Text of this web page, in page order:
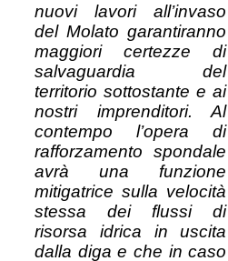
nuovi lavori all’invaso
del Molato garantiranno
maggiori certezze di
salvaguardia del
territorio sottostante e ai
nostri imprenditori. Al
contempo l’opera di
rafforzamento spondale
avrà una funzione
mitigatrice sulla velocità
stessa dei flussi di
risorsa idrica in uscita
dalla diga e che in caso